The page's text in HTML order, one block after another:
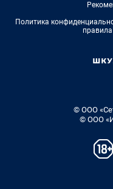
Политика
© ООО
© ООО